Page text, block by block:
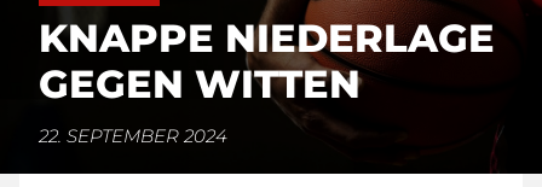
KNAPPE NIEDERLAGE
GEGEN WITTEN
22. SEPTEMBER 2024